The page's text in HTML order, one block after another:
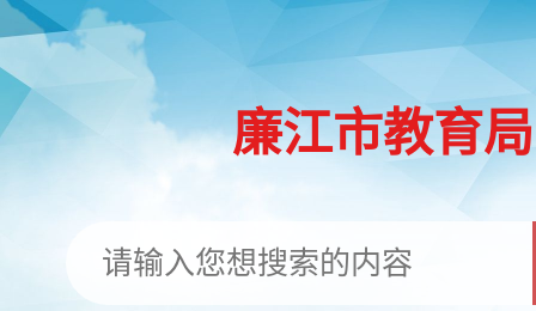
廉江市教育局